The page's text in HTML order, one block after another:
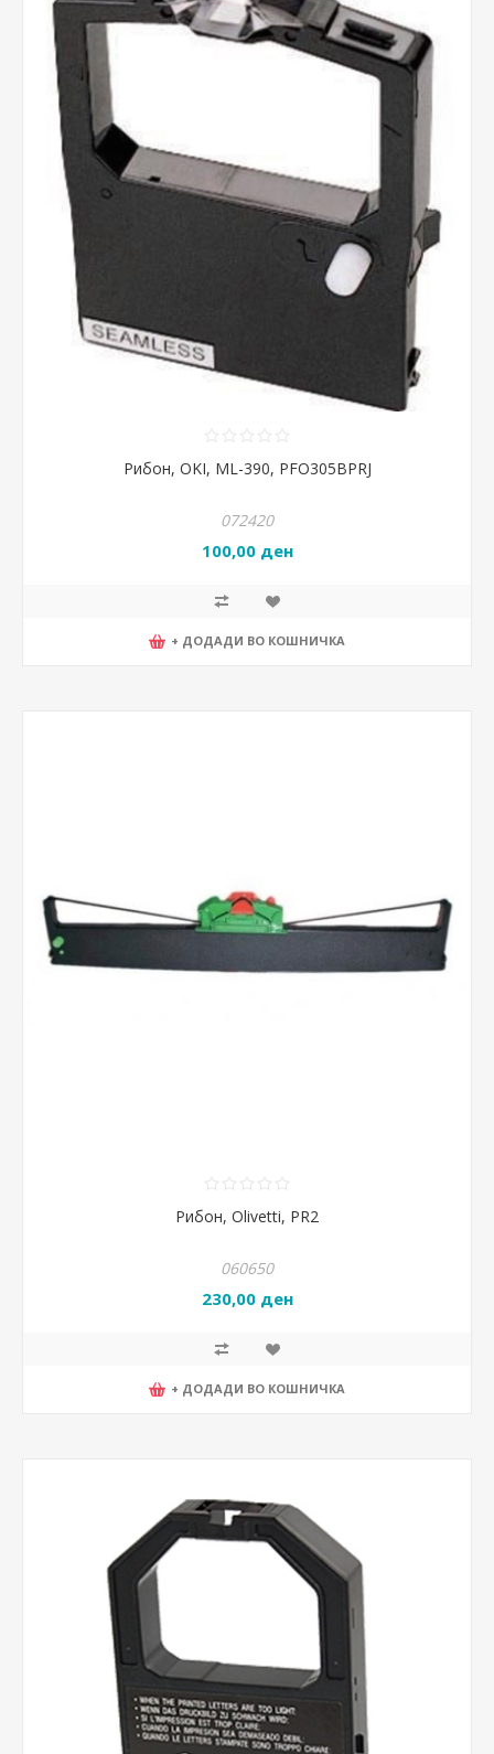
Рибон, OKI, ML-390, PFO305BPRJ
072420
100,00 ден
+ ДОДАДИ ВО КОШНИЧКА
Рибон, Olivetti, PR2
060650
230,00 ден
+ ДОДАДИ ВО КОШНИЧКА